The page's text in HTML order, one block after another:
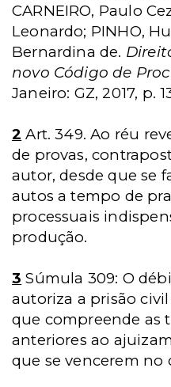
CARNEIRO, Paulo
Leonardo; PINHO,
Bernardina de.
novo Código de
Janeiro: GZ, 2017, p.
2 Art. 349. Ao réu
de provas,
autor, desde que se
autos a tempo de
processuais
produção.
3 Súmula 309: O
autoriza a prisão
que compreende as
anteriores ao
que se vencerem no